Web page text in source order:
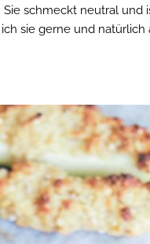
Sie schmeckt neutral und
sie gerne und natürlich